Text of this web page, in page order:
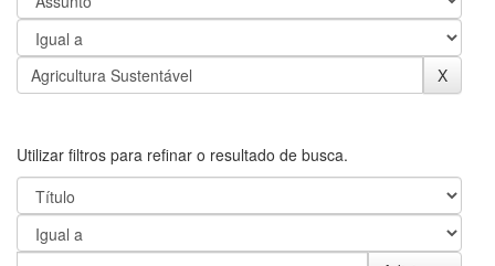
Utilizar filtros para refinar o resultado de busca.